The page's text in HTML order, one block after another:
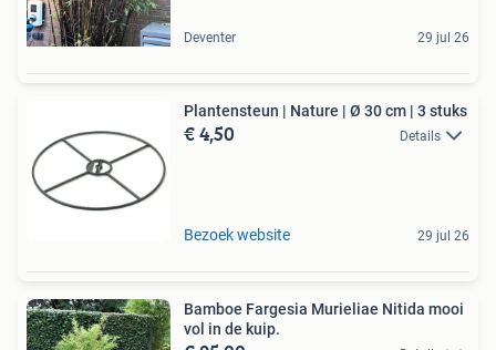
Deventer 29 jul 26
Plantensteun | Nature | Ø 30 cm | 3 stuks
€ 4,50 Details
Bezoek website 29 jul 26
Bamboe Fargesia Murieliae Nitida mooi
vol in de kuip.